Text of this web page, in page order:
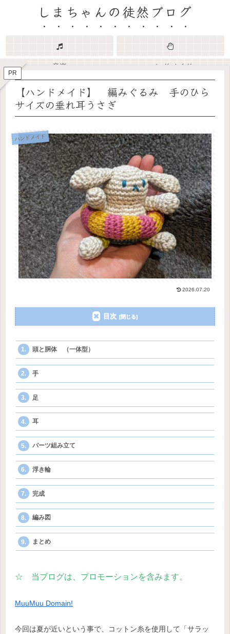
しまちゃんの徒然ブログ
音楽
ハンドメイド
PR
【ハンドメイド】 編みぐるみ 手のひら
サイズの垂れ耳うさぎ
ハンドメイド
2026.07.20
目次
頭と胴体 （一体型）
手
足
耳
パーツ組み立て
浮き輪
完成
編み図
まとめ
☆ 当ブログは、プロモーションを含みます。
MuuMuu Domain!
今回は夏が近いという事で、コットン糸を使用して「サラッ